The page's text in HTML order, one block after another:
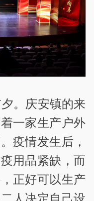
。庆安镇的来
一家生产户外
疫情发生后，
用品紧缺，而
正好可以生产
人决定自己设